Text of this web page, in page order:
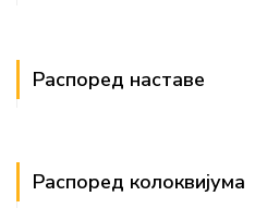
Распоред наставе
Распоред колоквијума